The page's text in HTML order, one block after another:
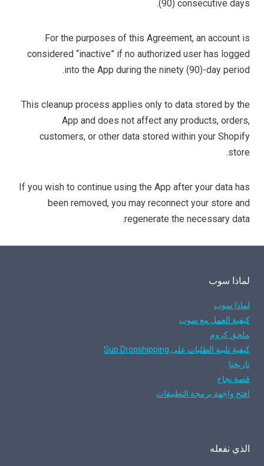
(90) consecutive days.
For the purposes of this Agreement, an account is
considered “inactive” if no authorized user has logged
into the App during the ninety (90)-day period.
This cleanup process applies only to data stored by the
App and does not affect any products, orders,
customers, or other data stored within your Shopify
store.
If you wish to continue using the App after your data has
been removed, you may reconnect your store and
regenerate the necessary data.
لماذا سوب
لماذا سوب
كيفية العمل مع سوب
ملحق كروم
كيفية تلبية الطلبات على Sup Dropshipping
تاريخنا
قصة نجاح
افتح واجهة برمجة التطبيقات
الذي نفعله